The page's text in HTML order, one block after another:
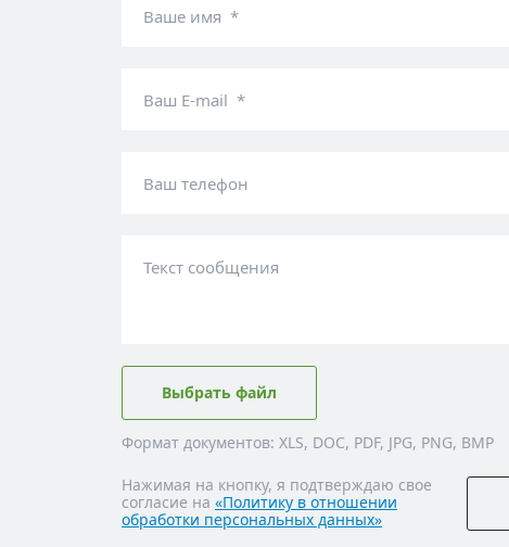
Ваше имя *
Ваш E-mail *
Ваш телефон
Текст сообщения
Выбрать файл
Формат документов: XLS, DOC, PDF, JPG, PNG, BMP
Нажимая на кнопку, я подтверждаю свое
согласие на «Политику в отношении
обработки персональных данных»